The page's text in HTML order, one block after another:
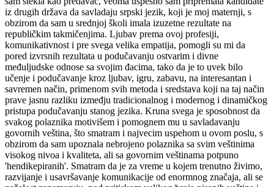
iz drugih država da savladaju srpski jezik, koji je moj maternji, s
obzirom da sam u srednjoj školi imala izuzetne rezultate na
republičkim takmičenjima. Ljubav prema ovoj profesiji,
komunikativnost i pre svega velika empatija, pomogli su mi da
pored izvrsnih rezultata u podučavanju ostvarim i divne
međuljudske odnose sa svojim đacima, tako da je to uvek bilo
učenje i podučavanje kroz ljubav, igru, zabavu, na interesantan i
savremen način, primenom svih metoda i sredstava koji na taj način
prave jasnu razliku izmeđju tradicionalnog i modernog i dinamičkog
pristupa podučavanju stanog jezika. Kruna svega je sposobnost da
svakog polaznika motivišem i pomognem mu u savladavanju
govornih veština, što smatram i najvecim uspehom u ovom poslu, s
obzirom da sam upoznala nebrojeno polaznika sa svim veštinima
visokog nivoa i kvaliteta, ali sa govornim veštinama potpuno
'hendikepiranih'. Smatram da je za vreme u kojem trenutno živimo,
razvijanje i usavršavanje komunikacije od enormnog značaja, ali se